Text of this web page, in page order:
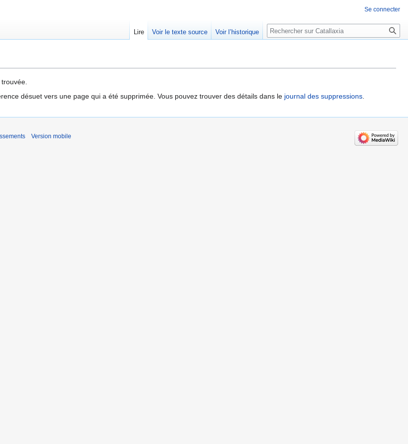
désuet vers une page qui a été supprimée. Vous pouvez trouver des détails dans le journal des suppressions.
Se connecter
Lire Voir le texte source Voir l’historique Rechercher
Version mobile